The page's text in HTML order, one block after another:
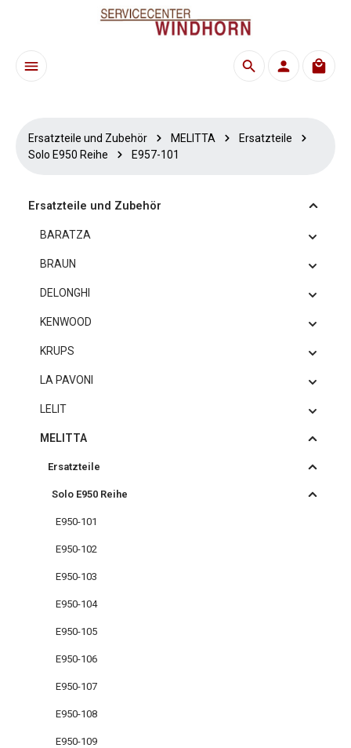
Zum Hauptinhalt springen
Ersatzteile und Zubehör MELITTA
Ersatzteile
Solo E950 Reihe
E957-101
Ersatzteile und Zubehör
BARATZA
BRAUN
DELONGHI
KENWOOD
KRUPS
LA PAVONI
LELIT
MELITTA
Ersatzteile
Solo E950 Reihe
E950-101
E950-102
E950-103
E950-104
E950-105
E950-106
E950-107
E950-108
E950-109